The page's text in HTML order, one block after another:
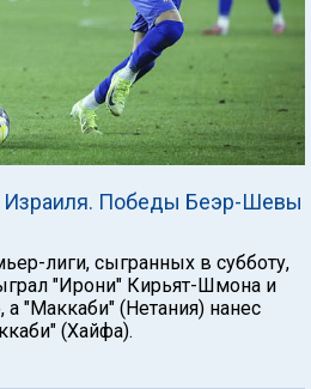
Израиля. Победы Беэр-Шевы
лиги, сыгранных в субботу,
"Ирони" Кирьят-Шмона и
"Маккаби" (Нетания) нанес
(Хайфа).